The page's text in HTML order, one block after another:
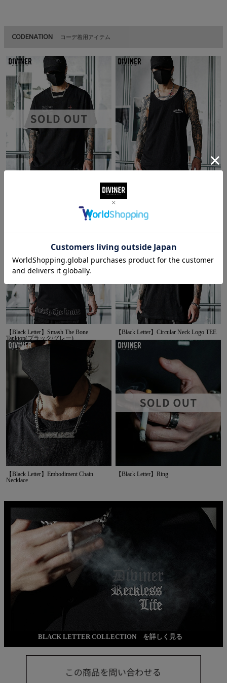
CODENATION コーデ着用アイテム
【Black Letter】Smash The Bone
Tanktop(ブラック/ホワイト)
【Black Letter】Smash The Bone
Tanktop(ブラック/グレー)
【Black Letter】Circular Neck Logo TEE
【Black Letter】Embodiment Chain
Necklace
【Black Letter】Ring
BLACK LETTER COLLECTION を詳しく見る